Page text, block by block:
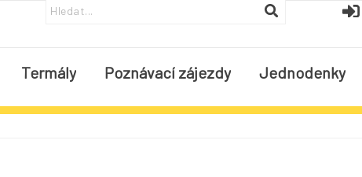
Termály Poznávací zájezdy Jednodenky